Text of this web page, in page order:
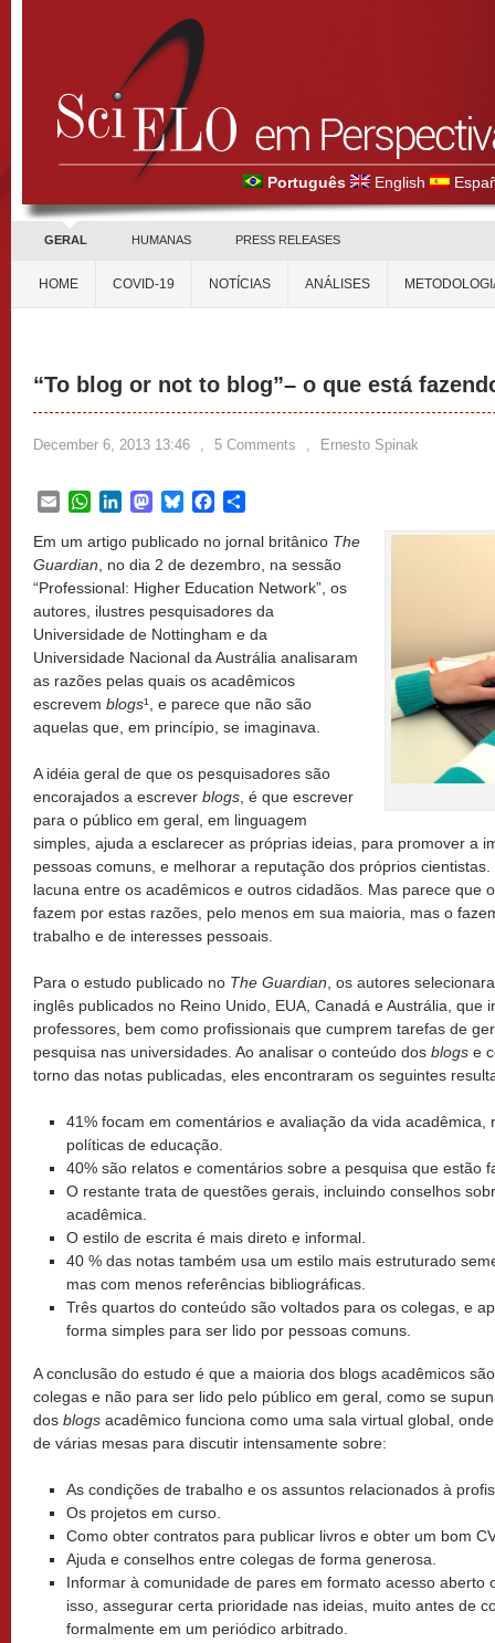
Português English
GERAL HUMANAS PRESS RELEASES
HOME COVID-19 NOTÍCIAS ANÁLISES
“To blog or not to blog”– o que está
December 6, 2013 13:46 , 5 Comments , Ernesto Spinak
EmailWhatsApp
LinkedInMastodon
BlueskyFacebook
Em um artigo publicado no jornal britânico The
Guardian , no dia 2 de dezembro, na sessão
“Professional: Higher Education Network”, os
autores, ilustres pesquisadores da
Universidade de Nottingham e da
Universidade Nacional da Austrália analisaram
as razões pelas quais os acadêmicos
escrevem blogs¹, e parece que não são
aquelas que, em princípio, se imaginava.
A idéia geral de que os pesquisadores são
encorajados a escrever blogs , é que escrever
para o público em geral, em linguagem
simples, ajuda a esclarecer as próprias ideias, para promover a
pessoas comuns, e melhorar a reputação dos próprios
lacuna entre os acadêmicos e outros cidadãos. Mas parece que
fazem por estas razões, pelo menos em sua maioria, mas o
trabalho e de interesses pessoais.
Para o estudo publicado no The Guardian , os autores
inglês publicados no Reino Unido, EUA, Canadá e Austrália, que
professores, bem como profissionais que cumprem tarefas de
pesquisa nas universidades. Ao analisar o conteúdo dos blogs e
torno das notas publicadas, eles encontraram os seguintes
41% focam em comentários e avaliação da vida acadêmica,
políticas de educação.
40% são relatos e comentários sobre a pesquisa que estão
O restante trata de questões gerais, incluindo conselhos
acadêmica.
O estilo de escrita é mais direto e informal.
40 % das notas também usa um estilo mais estruturado
mas com menos referências bibliográficas.
Três quartos do conteúdo são voltados para os colegas, e
forma simples para ser lido por pessoas comuns.
A conclusão do estudo é que a maioria dos blogs acadêmicos
colegas e não para ser lido pelo público em geral, como se
dos blogs acadêmico funciona como uma sala virtual global,
de várias mesas para discutir intensamente sobre:
As condições de trabalho e os assuntos relacionados à
Os projetos em curso.
Como obter contratos para publicar livros e obter um bom
Ajuda e conselhos entre colegas de forma generosa.
Informar à comunidade de pares em formato acesso aberto
isso, assegurar certa prioridade nas ideias, muito antes de
formalmente em um periódico arbitrado.